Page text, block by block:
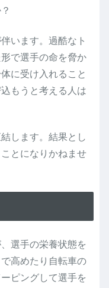
います。過酷なト
で選手の命を脅か
に受け入れること
もうと考える人は
します。結果とし
とになりかねませ
選手の栄養状態を
高めたり自転車の
ピングして選手を